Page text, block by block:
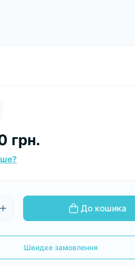
грн.
До кошика
Швидке замовлення